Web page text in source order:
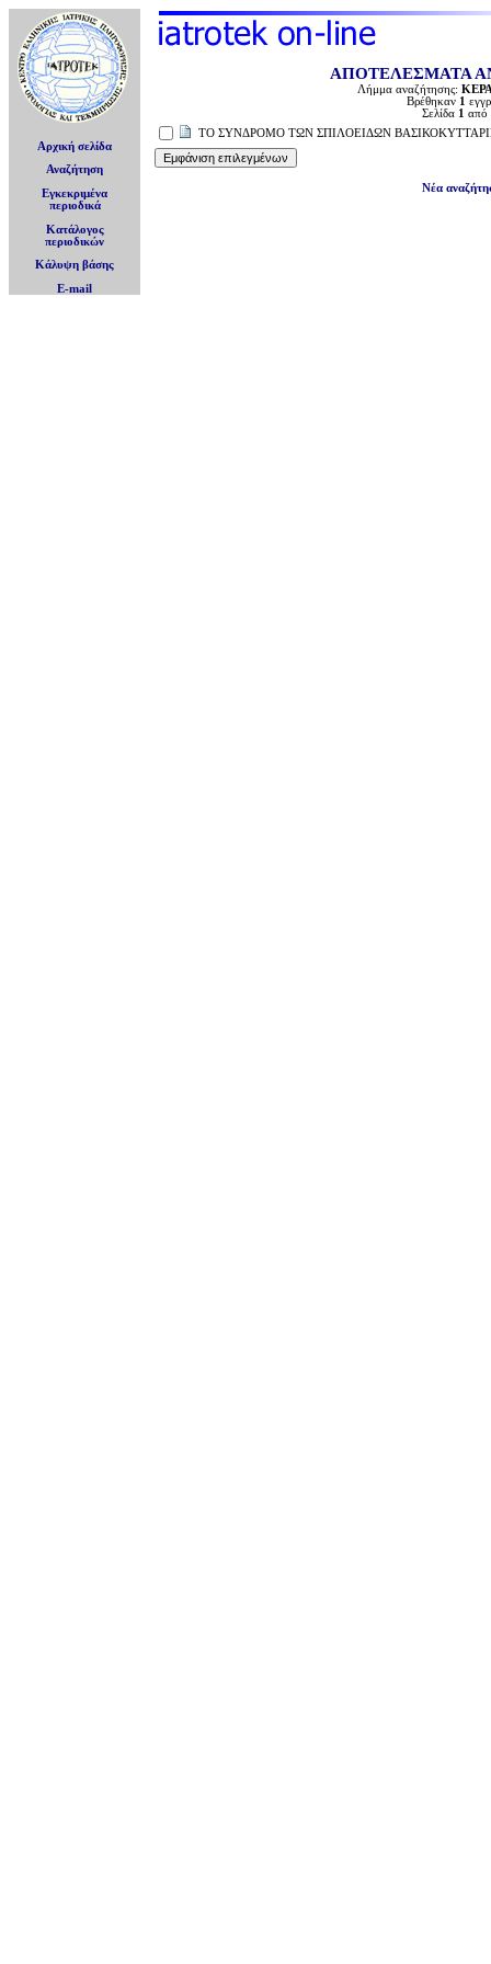
Αρχική σελίδα
Αναζήτηση
Εγκεκριμένα
περιοδικά
Κατάλογος
περιοδικών
Κάλυψη βάσης
E-mail
ΑΠΟΤΕΛΕΣΜΑΤΑ
Λήμμα αναζήτησης:
Βρέθηκαν 1
Σελίδα 1 από
ΤΟ ΣΥΝΔΡΟΜΟ ΤΩΝ ΣΠΙΛΟΕΙΔΩΝ
Νέα